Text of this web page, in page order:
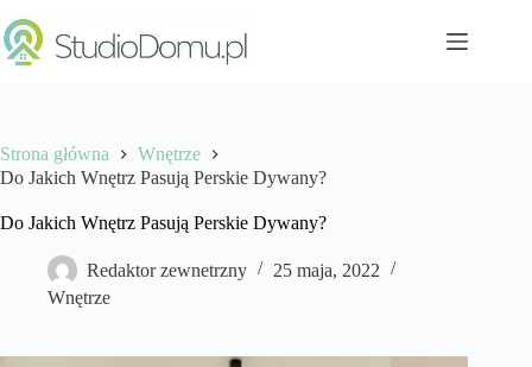
do
treści
Strona główna
Wnętrze
Do Jakich Wnętrz Pasują Perskie Dywany?
Do Jakich Wnętrz Pasują Perskie Dywany?
Redaktor zewnetrzny
25 maja, 2022
Wnętrze